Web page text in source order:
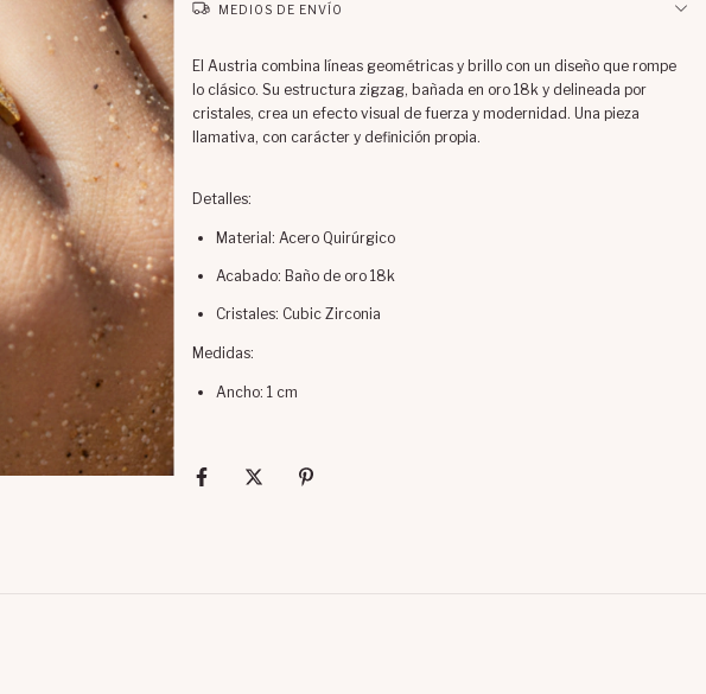
MEDIOS DE ENVÍO
El Austria combina líneas geométricas y brillo con un diseño que rompe
lo clásico. Su estructura zigzag, bañada en oro 18k y delineada por
cristales, crea un efecto visual de fuerza y modernidad. Una pieza
llamativa, con carácter y definición propia.
Detalles:
Material: Acero Quirúrgico
Acabado: Baño de oro 18k
Cristales: Cubic Zirconia
Medidas:
Ancho: 1 cm